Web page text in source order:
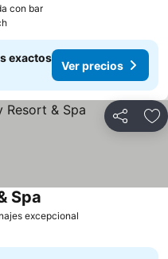
con bar
exactos
Ver precios
Compartir
excepcional
Spa